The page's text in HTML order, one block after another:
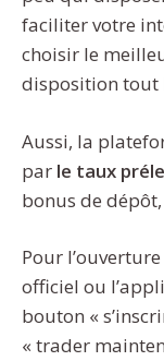
faciliter votre
choisir le
disposition tout
Aussi, la
par le taux
bonus de
Pour
officiel ou
bouton «
« trader